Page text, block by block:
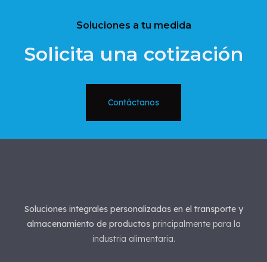
Soluciones a tu medida
Solicita una cotización
Contáctanos
Soluciones integrales personalizadas en el transporte y
almacenamiento de productosprincipalmente para la
industria alimentaria.